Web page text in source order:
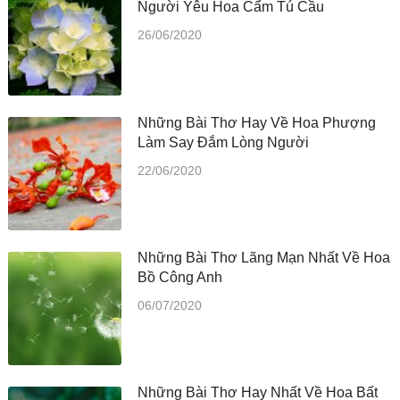
Người Yêu Hoa Cẩm Tú Cầu
26/06/2020
Những Bài Thơ Hay Về Hoa Phượng
Làm Say Đắm Lòng Người
22/06/2020
Những Bài Thơ Lãng Mạn Nhất Về Hoa
Bồ Công Anh
06/07/2020
Những Bài Thơ Hay Nhất Về Hoa Bất